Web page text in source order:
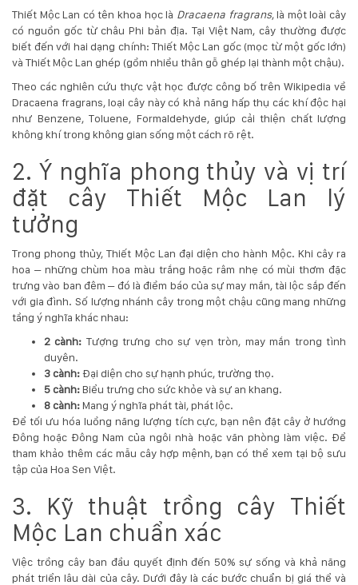
Hotline
:
0931.914.968
hoasenvietdn@gmail.com
573
Nguyễn
Hữu
Thọ
Lệ
-
Đà
nẵng
Chí
Công
-
Hòa
TP.
Đà
Nẵng
Thiết Mộc Lan có tên khoa học là Dracaena fragrans, là một loài cây
có nguồn gốc từ châu Phi bản địa. Tại Việt Nam, cây thường được
biết đến với hai dạng chính: Thiết Mộc Lan gốc (mọc từ một gốc lớn)
và Thiết Mộc Lan ghép (gồm nhiều thân gỗ ghép lại thành một chậu).
Theo các nghiên cứu thực vật học được công bố trên Wikipedia về
Dracaena fragrans, loại cây này có khả năng hấp thụ các khí độc hại
như Benzene, Toluene, Formaldehyde, giúp cải thiện chất lượng
không khí trong không gian sống một cách rõ rệt.
2. Ý nghĩa phong thủy và vị trí
đặt cây Thiết Mộc Lan lý
tưởng
Trong phong thủy, Thiết Mộc Lan đại diện cho hành Mộc. Khi cây ra
hoa – những chùm hoa màu trắng hoặc râm nhẹ có mùi thơm đặc
trưng vào ban đêm – đó là điềm báo của sự may mắn, tài lộc sắp đến
với gia đình. Số lượng nhánh cây trong một chậu cũng mang những
tầng ý nghĩa khác nhau:
2 cành: Tượng trưng cho sự vẹn tròn, may mắn trong tình
duyên.
3 cành:Đại diện cho sự hạnh phúc, trường thọ.
5 cành:Biểu trưng cho sức khỏe và sự an khang.
8 cành:Mang ý nghĩa phát tài, phát lộc.
Để tối ưu hóa luồng năng lượng tích cực, bạn nên đặt cây ở hướng
Đông hoặc Đông Nam của ngôi nhà hoặc văn phòng làm việc. Để
tham khảo thêm các mẫu cây hợp mệnh, bạn có thể xem tại bộ sưu
tập của Hoa Sen Việt.
3. Kỹ thuật trồng cây Thiết
Mộc Lan chuẩn xác
Việc trồng cây ban đầu quyết định đến 50% sự sống và khả năng
phát triển lâu dài của cây. Dưới đây là các bước chuẩn bị giá thể và